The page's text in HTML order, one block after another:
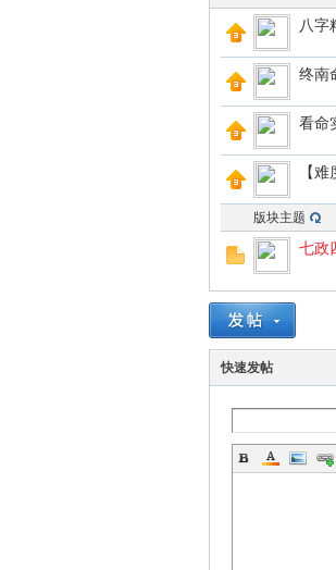
沉
八字
终南
看命
【
版块主题
七政
快速发帖